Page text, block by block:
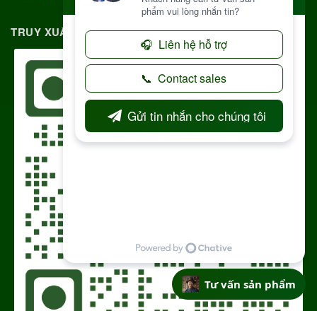
TRUY XUẤT NGUỒN GỐC RÕ RÀNG
Tư vấn sản phẩm